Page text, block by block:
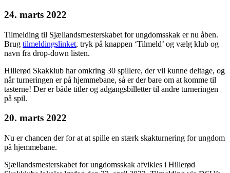
24. marts 2022
Tilmelding til Sjællandsmesterskabet for ungdomsskak er nu åben.
Brug tilmeldingslinket, tryk på knappen ‘Tilmeld’ og vælg klub og
navn fra drop-down listen.
Hillerød Skakklub har omkring 30 spillere, der vil kunne deltage, og
når turneringen er på hjemmebane, så er der bare om at komme til
tasterne! Der er både titler og adgangsbilletter til andre turneringen
på spil.
20. marts 2022
Nu er chancen der for at at spille en stærk skakturnering for ungdom
på hjemmebane.
Sjællandsmesterskabet for ungdomsskak afvikles i Hillerød